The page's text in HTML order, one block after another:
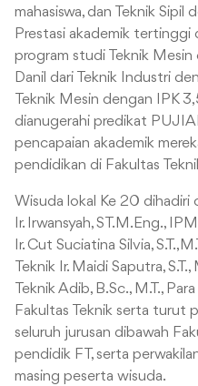
mahasiswa, dan Teknik Sipil
Prestasi akademik tertinggi
program studi Teknik
Danil dari Teknik Industri
Teknik Mesin dengan IPK
dianugerahi predikat
pencapaian akademik
pendidikan di Fakultas
Wisuda lokal Ke 20 dihadiri
Ir. Irwansyah, ST.M.Eng.,
Ir. Cut Suciatina Silvia,
Teknik Ir. Maidi Saputra,
Teknik Adib, B.Sc., M.T.,
Fakultas Teknik serta turut
seluruh jurusan dibawah
pendidik FT, serta
masing peserta wisuda.